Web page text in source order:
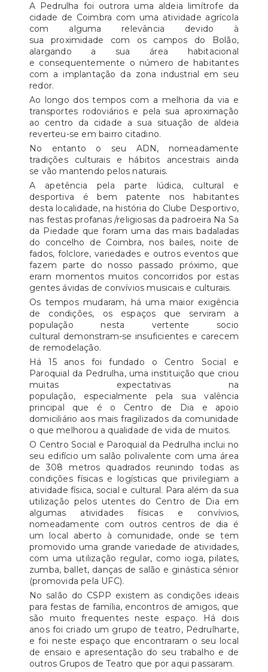
A Pedrulha foi outrora uma aldeia limítrofe da
cidade de Coimbra com uma atividade agrícola
com alguma relevância devido à
sua proximidade com os campos do Bolão,
alargando a sua área habitacional
e consequentemente o número de habitantes
com a implantação da zona industrial em seu
redor.
Ao longo dos tempos com a melhoria da via e
transportes rodoviários e pela sua aproximação
ao centro da cidade a sua situação de aldeia
reverteu-se em bairro citadino.
No entanto o seu ADN, nomeadamente
tradições culturais e hábitos ancestrais ainda
se vão mantendo pelos naturais.
A apetência pela parte lúdica, cultural e
desportiva é bem patente nos habitantes
desta localidade, na história do Clube Desportivo,
nas festas profanas /religiosas da padroeira Na Sa
da Piedade que foram uma das mais badaladas
do concelho de Coimbra, nos bailes, noite de
fados, folclore, variedades e outros eventos que
fazem parte do nosso passado próximo, que
eram momentos muitos concorridos por estas
gentes ávidas de convívios musicais e culturais.
Os tempos mudaram, há uma maior exigência
de condições, os espaços que serviram a
população nesta vertente socio
cultural demonstram-se insuficientes e carecem
de remodelação.
Há 15 anos foi fundado o Centro Social e
Paroquial da Pedrulha, uma instituição que criou
muitas expectativas na
população, especialmente pela sua valência
principal que é o Centro de Dia e apoio
domiciliário aos mais fragilizados da comunidade
o que melhorou a qualidade de vida de muitos.
O Centro Social e Paroquial da Pedrulha inclui no
seu edifício um salão polivalente com uma área
de 308 metros quadrados reunindo todas as
condições físicas e logísticas que privilegiam a
atividade física, social e cultural. Para além da sua
utilização pelos utentes do Centro de Dia em
algumas atividades físicas e convívios,
nomeadamente com outros centros de dia é
um local aberto à comunidade, onde se tem
promovido uma grande variedade de atividades,
com uma utilização regular, como ioga, pilates,
zumba, ballet, danças de salão e ginástica sénior
(promovida pela UFC).
No salão do CSPP existem as condições ideais
para festas de família, encontros de amigos, que
são muito frequentes neste espaço. Há dois
anos foi criado um grupo de teatro, Pedrulharte,
e foi neste espaço que encontraram o seu local
de ensaio e apresentação do seu trabalho e de
outros Grupos de Teatro que por aqui passaram.